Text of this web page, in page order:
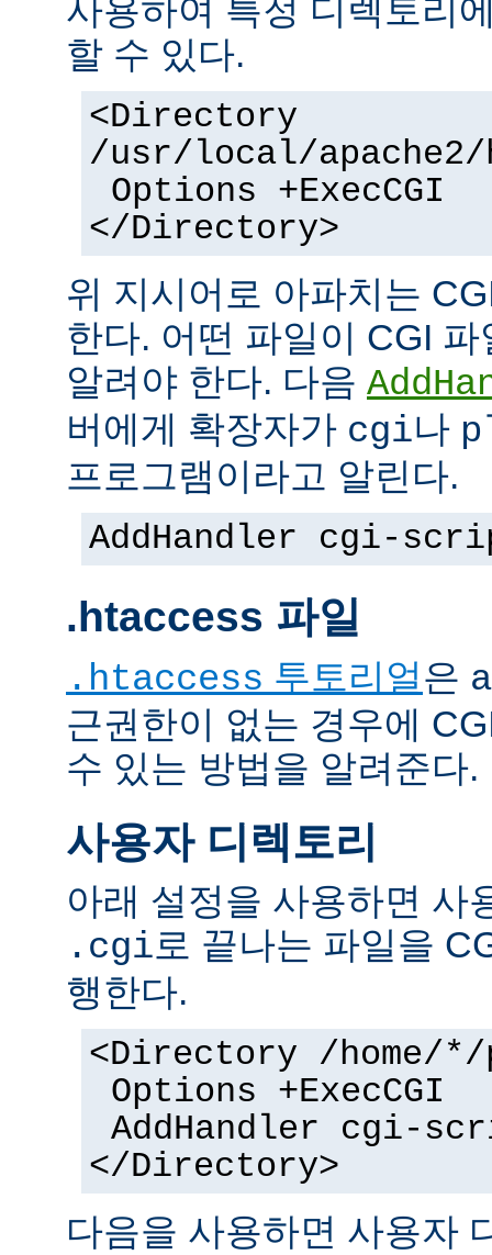
사용하여 특정 디렉토리
할 수 있다.
<Directory
/usr/local/apache2/
Options +ExecCGI
</Directory>
위 지시어로 아파치는
한다. 어떤 파일이 CGI
알려야 한다. 다음
버에게 확장자가 cgi나
프로그램이라고 알린다.
AddHandler cgi-
.htaccess 파일
.htaccess 투토리얼은
근권한이 없는 경우에
수 있는 방법을 알려준다.
사용자 디렉토리
아래 설정을 사용하면 사
.cgi로 끝나는 파일을
행한다.
<Directory /home/
Options +ExecCGI
AddHandler cgi-
</Directory>
다음을 사용하면 사용자